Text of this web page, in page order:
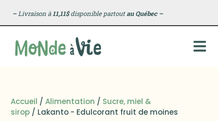
–Livraison à11,11$disponible partoutau Québec –
Accueil /Alimentation / Sucre, miel &
sirop / Lakanto - Edulcorant fruit de moines